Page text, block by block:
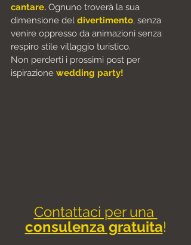
cantare. Ognuno troverà la sua
dimensione del divertimento, senza
venire oppresso da animazioni senza
respiro stile villaggio turistico.
Non perderti i prossimi post per
ispirazione wedding party!
Contattaci per una
consulenza gratuita!